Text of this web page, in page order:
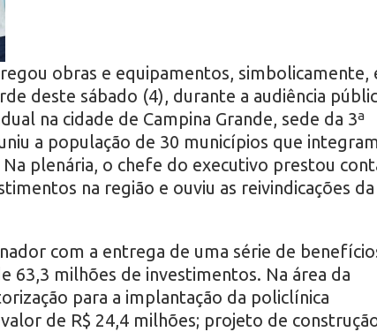
obras e equipamentos, simbolicamente,
deste sábado (4), durante a audiência
na cidade de Campina Grande, sede da 3ª
a população de 30 municípios que integram
plenária, o chefe do executivo prestou
na região e ouviu as reivindicações da
com a entrega de uma série de
63,3 milhões de investimentos. Na área da
para a implantação da policlínica
de R$ 24,4 milhões; projeto de